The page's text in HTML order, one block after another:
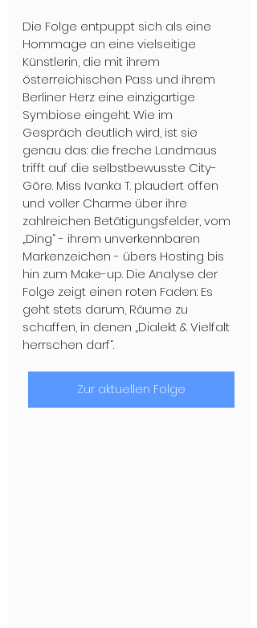
Die Folge entpuppt sich als eine
Hommage an eine vielseitige
Künstlerin, die mit ihrem
österreichischen Pass und ihrem
Berliner Herz eine einzigartige
Symbiose eingeht. Wie im
Gespräch deutlich wird, ist sie
genau das: die freche Landmaus
trifft auf die selbstbewusste City-
Göre. Miss Ivanka T. plaudert offen
und voller Charme über ihre
zahlreichen Betätigungsfelder, vom
„Ding“ - ihrem unverkennbaren
Markenzeichen - übers Hosting bis
hin zum Make-up. Die Analyse der
Folge zeigt einen roten Faden: Es
geht stets darum, Räume zu
schaffen, in denen „Dialekt & Vielfalt
herrschen darf“.
Zur aktuellen Folge